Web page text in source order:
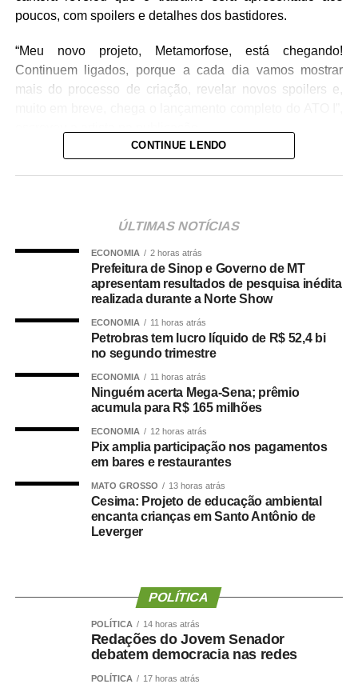
poucos, com spoilers e detalhes dos bastidores.
“Meu novo projeto, Metamorfose, está chegando!
Continuem ligados, porque a cada dia vamos mostrar
mais do processo de criação, revelar novos spoilers e,
A cantora ainda convidou o público a acompanhar essa
nos próximos dias. Confira abaixo:
COMENTE ABAIXO:
WhatsApp
Facebook
Twitter
Messenger
LinkedIn
Share
CONTINUE LENDO
ÚLTIMAS NOTÍCIAS
ECONOMIA 2 horas atrás
Prefeitura de Sinop e Governo de MT
apresentam resultados de pesquisa inédita
realizada durante a Norte Show
ECONOMIA 11 horas atrás
Petrobras tem lucro líquido de R$ 52,4 bi
no segundo trimestre
ECONOMIA 11 horas atrás
Ninguém acerta Mega-Sena; prêmio
acumula para R$ 165 milhões
ECONOMIA 12 horas atrás
Pix amplia participação nos pagamentos
em bares e restaurantes
MATO GROSSO 13 horas atrás
Cesima: Projeto de educação ambiental
encanta crianças em Santo Antônio de
Leverger
POLÍTICA
POLÍTICA 14 horas atrás
Redações do Jovem Senador
debatem democracia nas redes
POLÍTICA 17 horas atrás